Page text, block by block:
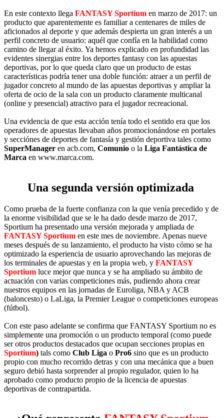
En este contexto llega FANTASY Sportium en marzo de 2017: un
producto que aparentemente es familiar a centenares de miles de
aficionados al deporte y que además despierta un gran interés a un
perfil concreto de usuario: aquél que confía en la habilidad como
camino de llegar al éxito. Ya hemos explicado en profundidad las
evidentes sinergias entre los deportes fantasy con las apuestas
deportivas, por lo que queda claro que un producto de estas
características podría tener una doble función: atraer a un perfil de
jugador concreto al mundo de las apuestas deportivas y ampliar la
oferta de ocio de la sala con un producto claramente multicanal
(online y presencial) atractivo para el jugador recreacional.
Una evidencia de que esta acción tenía todo el sentido era que los
operadores de apuestas llevaban años promocionándose en portales
y secciónes de deportes de fantasía y gestión deportiva tales como
SuperManager en acb.com, Comunio o la Liga Fantástica de
Marca en www.marca.com.
Una segunda versión optimizada
Como prueba de la fuerte confianza con la que venía precedido y de
la enorme visibilidad que se le ha dado desde marzo de 2017,
Sportium ha presentado una versión mejorada y ampliada de
FANTASY Sportium en este mes de noviembre. Apenas nueve
meses después de su lanzamiento, el producto ha visto cómo se ha
optimizado la esperiencia de usuario aprovechando las mejoras de
los terminales de apuestas y en la propia web, y FANTASY
Sportium luce mejor que nunca y se ha ampliado su ámbito de
actuación con varias competiciones más, pudiendo ahora crear
nuestros equipos en las jornadas de Euroliga, NBA y ACB
(baloncesto) o LaLiga, la Premier League o competiciones europeas
(fútbol).
Con este paso adelante se confirma que FANTASY Sportium no es
simplemente una promoción o un producto temporal (como puede
ser otros productos destacados que ocupan secciones propias en
Sportium) tals como Club Liga o Pro6 sino que es un producto
propio con mucho recorrido detras y con una mecánica que a buen
seguro debió hasta sorprender al propio regulador, quien lo ha
aprobado como producto propio de la licencia de apuestas
deportivas de contrapartida.